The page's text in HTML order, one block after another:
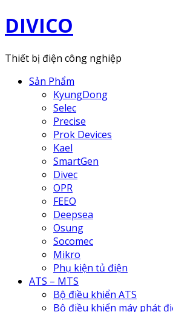
DIVICO
Thiết bị điện công nghiệp
Sản Phẩm
KyungDong
Selec
Precise
Prok Devices
Kael
SmartGen
Divec
OPR
FEEO
Deepsea
Osung
Socomec
Mikro
Phụ kiện tủ điện
ATS – MTS
Bộ điều khiển ATS
Bộ điều khiển máy phát